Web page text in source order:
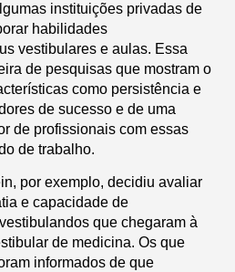
instituições privadas de
habilidades
vestibulares e aulas. Essa
de pesquisas que mostram o
como persistência e
de sucesso e de uma
de profissionais com essas
de trabalho.
por exemplo, decidiu avaliar
e capacidade de
que chegaram à
de medicina. Os que
informados de que